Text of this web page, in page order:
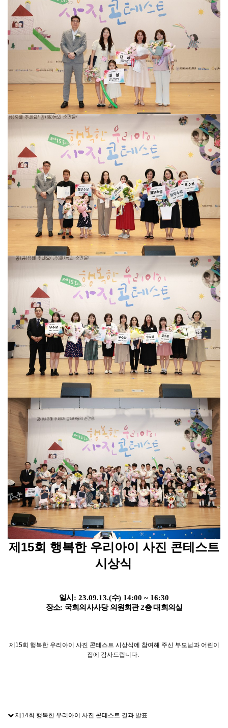
제15회 행복한 우리아이 사진 콘테스트
시상식
일시 : 23.09.13.(수) 14:00 ~ 16:30
장소: 국회의사사당 의원회관2층 대회의실
제15회 행복한 우리아이 사진 콘테스트 시상식에 참여해 주신 부모님과 어린이
집에 감사드립니다.
제14회 행복한 우리아이 사진 콘테스트 결과 발표